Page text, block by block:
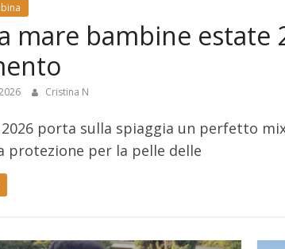
mare bambine estate
Cristina N
2026 porta sulla spiaggia un perfetto
protezione per la pelle delle